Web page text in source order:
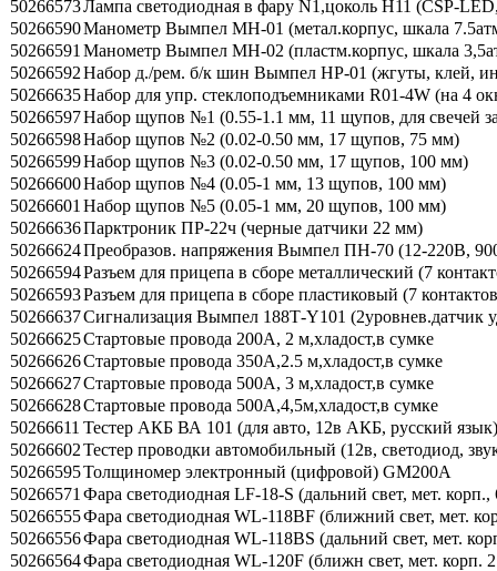
50266573Лампа светодиодная в фару N1,цоколь H11 (СSP-
50266590Манометр Вымпел МН-01 (метал.корпус, шкала
50266591 Манометр Вымпел МН-02 (пластм.корпус, шкала
50266592Набор д./рем. б/к шин Вымпел НР-01 (жгуты, клей,
50266635Набор для упр. стеклоподъемниками R01-4W (на 4
50266597Набор щупов №1 (0.55-1.1 мм, 11 щупов, для свечей
50266598Набор щупов №2 (0.02-0.50 мм, 17 щупов, 75 мм)
50266599Набор щупов №3 (0.02-0.50 мм, 17 щупов, 100 мм)
50266600Набор щупов №4 (0.05-1 мм, 13 щупов, 100 мм)
50266601 Набор щупов №5 (0.05-1 мм, 20 щупов, 100 мм)
50266636Парктроник ПР-22ч (черные датчики 22 мм)
50266624Преобразов. напряжения Вымпел ПН-70 (12-220В,
50266594Разъем для прицепа в сборе металлический (7
50266593Разъем для прицепа в сборе пластиковый (7
50266637Сигнализация Вымпел 188Т-Y101 (2уровнев.датчик
50266625Стартовые провода 200А, 2 м,хладост,в сумке
50266626Стартовые провода 350А,2.5 м,хладост,в сумке
50266627Стартовые провода 500А, 3 м,хладост,в сумке
50266628Стартовые провода 500А,4,5м,хладост,в сумке
50266611 Тестер АКБ ВА 101 (для авто, 12в АКБ, русский язык)
50266602Тестер проводки автомобильный (12в, светодиод,
50266595Толщиномер электронный (цифровой) GM200A
50266571 Фара светодиодная LF-18-S (дальний свет, мет.
50266555Фара светодиодная WL-118BF (ближний свет, мет.
50266556Фара светодиодная WL-118BS (дальний свет, мет.
50266564Фара светодиодная WL-120F (ближн свет, мет. корп.